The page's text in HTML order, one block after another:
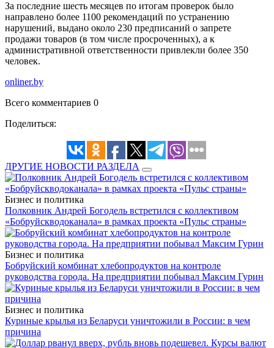
За последние шесть месяцев по итогам проверок было
направлено более 1100 рекомендаций по устранению
нарушений, выдано около 230 предписаний о запрете
продажи товаров (в том числе просроченных), а к
административной ответственности привлекли более 350
человек.
onliner.by
Всего комментариев 0
Поделиться:
ДРУГИЕ НОВОСТИ РАЗДЕЛА
Бизнес и политика
Полковник Андрей Богодель встретился с коллективом
«Бобруйскводоканала» в рамках проекта «Пульс страны»
Бизнес и политика
Бобруйский комбинат хлебопродуктов на контроле
руководства города. На предприятии побывал Максим Гурин
Бизнес и политика
Куриные крылья из Беларуси уничтожили в России: в чем
причина